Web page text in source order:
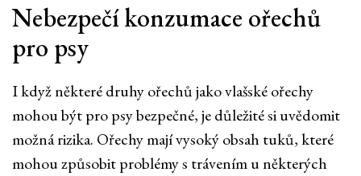
Nebezpečí konzumace ořechů
pro psy
I když některé druhy ořechů jako vlašské ořechy
mohou být pro psy bezpečné, je důležité si uvědomit
možná rizika. Ořechy mají vysoký obsah tuků, které
mohou způsobit problémy s trávením u některých